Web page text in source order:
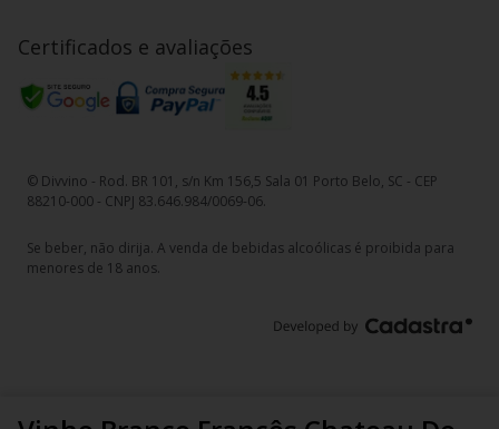
Certificados e avaliações
© Divvino - Rod. BR 101, s/n Km 156,5 Sala 01 Porto Belo, SC - CEP
88210-000 - CNPJ 83.646.984/0069-06.
Se beber, não dirija. A venda de bebidas alcoólicas é proibida para
menores de 18 anos.